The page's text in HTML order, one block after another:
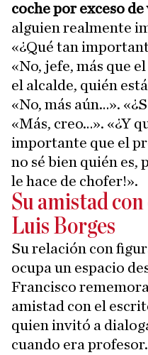
coche por exceso
alguien realmente
«¿Qué tan
«No, jefe, más que
el alcalde, quién
«No, más aún…».
«Más, creo…». «¿Y
importante que el
no sé bien quién es,
le hace de chofer!».
Su amistad
Luis Borges
Su relación con
ocupa un espacio
Francisco
amistad con el
quien invitó a
cuando era